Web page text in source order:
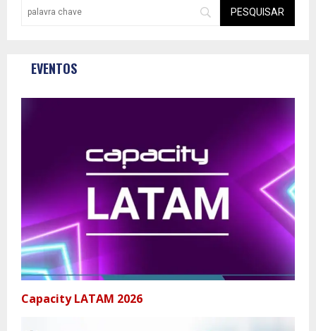
EVENTOS
Capacity LATAM 2026